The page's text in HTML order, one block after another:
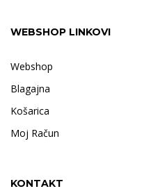
WEBSHOP LINKOVI
Webshop
Blagajna
Košarica
Moj Račun
KONTAKT